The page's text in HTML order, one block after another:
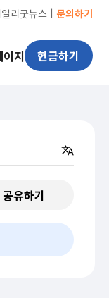
리굿뉴스 ㅣ 문의하기
지 헌금하기
공유하기